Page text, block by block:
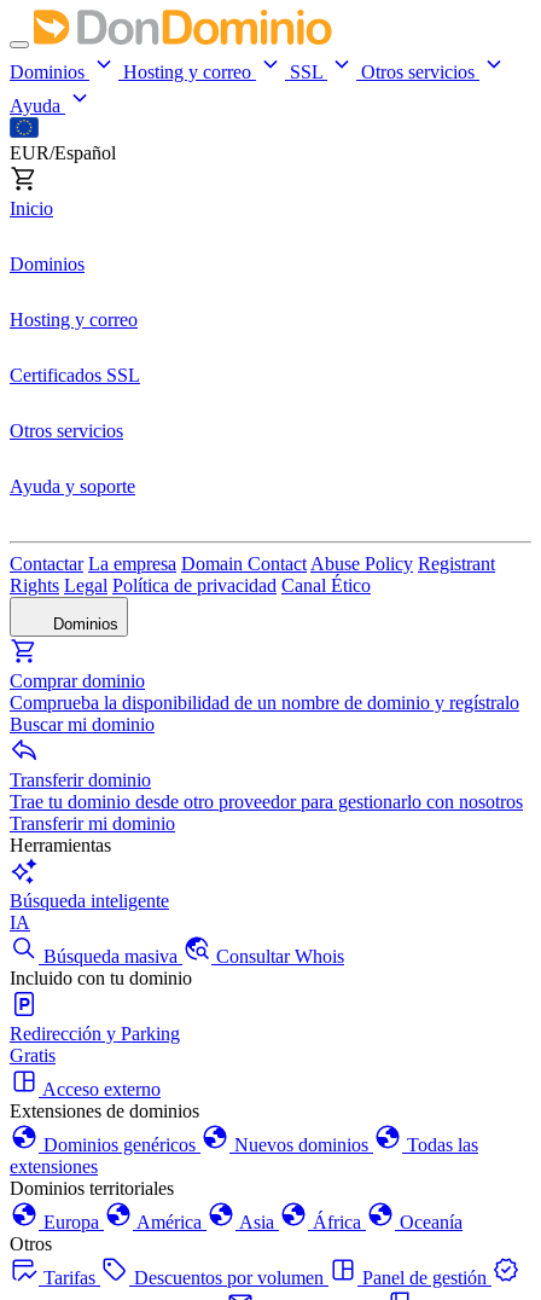
Dominios Hosting y correo SSL
Otros servicios
Ayuda
EUR/Español
Inicio
Dominios
Hosting y correo
Certificados SSL
Otros servicios
Ayuda y soporte
Contactar La empresa Domain Contact Abuse Policy Registrant
Rights Legal Política de privacidad Canal Ético
Dominios
Comprar dominio
Comprueba la disponibilidad de un nombre de dominio y regístralo
Buscar mi dominio
Transferir dominio
Trae tu dominio desde otro proveedor para gestionarlo con nosotros
Transferir mi dominio
Herramientas
Búsqueda inteligente
IA
Búsqueda masiva
Consultar Whois
Incluido con tu dominio
Redirección y Parking
Gratis
Acceso externo
Extensiones de dominios
Dominios genéricos
Nuevos dominios
Todas las
extensiones
Dominios territoriales
Europa
América Asia África
Oceanía
Otros
Tarifas
Descuentos por volumen
Panel de gestión